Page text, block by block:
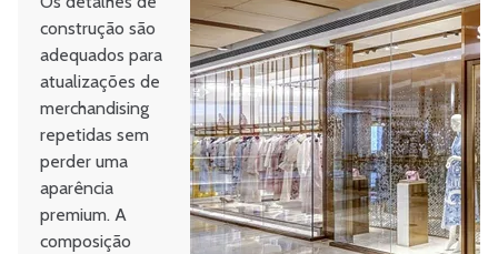
construção são
adequados para
atualizações de
merchandising
repetidas sem
perder uma
aparência
premium. A
composição